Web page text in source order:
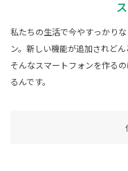
私たちの生活で今やすっかり
ン。新しい機能が追加されど
そんなスマートフォンを作る
るんです。